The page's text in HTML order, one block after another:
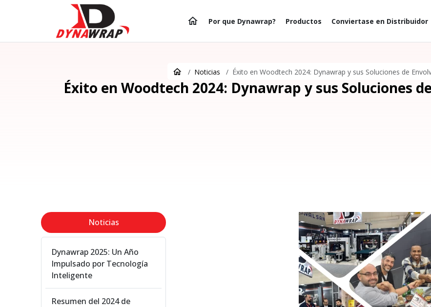
Por que Dynawrap? Productos Conviertase en Distribuidor
Noticias Éxito en Woodtech 2024: Dynawrap y sus Soluciones de
Éxito en Woodtech 2024: Dynawrap y sus Soluciones
Noticias
Dynawrap 2025: Un Año
Impulsado por Tecnología
Inteligente
Resumen del 2024 de